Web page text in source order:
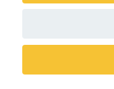
Straße 1, D-73760